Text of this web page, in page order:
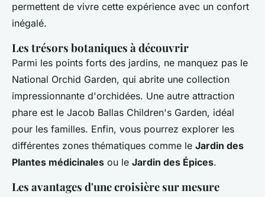
permettent de vivre cette expérience avec un confort
inégalé.
Les trésors botaniques à découvrir
Parmi les points forts des jardins, ne manquez pas le
National Orchid Garden, qui abrite une collection
impressionnante d'orchidées. Une autre attraction
phare est le Jacob Ballas Children's Garden, idéal
pour les familles. Enfin, vous pourrez explorer les
différentes zones thématiques comme le Jardin des
Plantes médicinales ou le Jardin des Épices.
Les avantages d'une croisière sur mesure